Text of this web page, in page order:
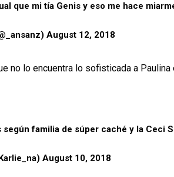
que mi tía Genis y eso me hace
August 12, 2018
no lo encuentra lo sofisticada a Paulina
según familia de súper caché y la Ceci
August 10, 2018